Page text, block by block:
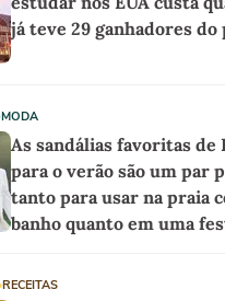
já teve 29 ganhadores
MODA
As sandálias favoritas de
para o verão são um par
tanto para usar na praia
banho quanto em uma
RECEITAS